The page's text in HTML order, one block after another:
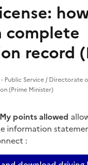
complete
record
Public Service / Directorate
(Prime Minister)
My points allowed
information
: